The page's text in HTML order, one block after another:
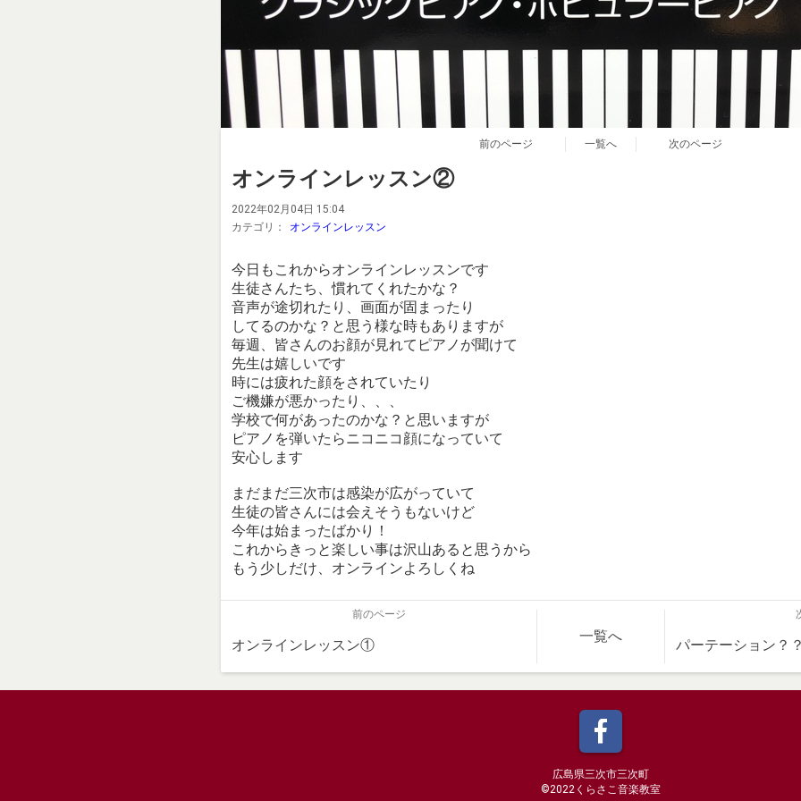
前のページ 一覧へ 次のページ
オンラインレッスン②
2022年02月04日 15:04
カテゴリ：
オンラインレッスン
今日もこれからオンラインレッスンです
生徒さんたち、慣れてくれたかな？
音声が途切れたり、画面が固まったり
してるのかな？と思う様な時もありますが
毎週、皆さんのお顔が見れてピアノが聞けて
先生は嬉しいです
時には疲れた顔をされていたり
ご機嫌が悪かったり、、、
学校で何があったのかな？と思いますが
ピアノを弾いたらニコニコ顔になっていて
安心します
まだまだ三次市は感染が広がっていて
生徒の皆さんには会えそうもないけど
今年は始まったばかり！
これからきっと楽しい事は沢山あると思うから
もう少しだけ、オンラインよろしくね
前のページ
オンラインレッスン①
一覧へ
パーテーション？
広島県三次市三次町
©️2022くらさこ音楽教室